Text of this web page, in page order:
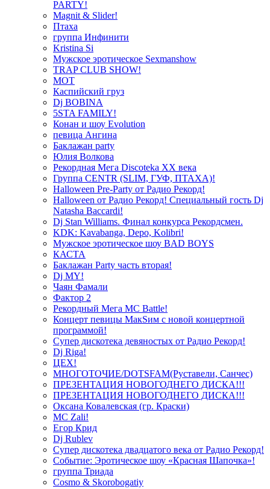
PARTY!
Magnit & Slider!
Птаха
группа Инфинити
Kristina Si
Мужское эротическое Sexmanshow
TRAP CLUB SHOW!
МОТ
Каспийский груз
Dj BOBINA
5STA FAMILY!
Конан и шоу Evolution
певица Ангина
Баклажан party
Юлия Волкова
Рекордная Мега Discoteka XX века
Группа CENTR (SLIM, ГУФ, ПТАХА)!
Halloween Pre-Party от Радио Рекорд!
Halloween от Радио Рекорд! Специальный гость Dj
Natasha Baccardi!
Dj Stan Williams. Финал конкурса Рекордсмен.
KDK: Kavabanga, Depo, Kolibri!
Мужское эротическое шоу BAD BOYS
КАСТА
Баклажан Party часть вторая!
Dj MY!
Чаян Фамали
Фактор 2
Рекордный Мега МС Battle!
Концерт певицы МакSим с новой концертной
программой!
Супер дискотека девяностых от Радио Рекорд!
Dj Riga!
ЦЕХ!
МНОГОТОЧИЕ/DOTSFAM(Руставели, Санчес)
ПРЕЗЕНТАЦИЯ НОВОГОДНЕГО ДИСКА!!!
ПРЕЗЕНТАЦИЯ НОВОГОДНЕГО ДИСКА!!!
Оксана Ковалевская (гр. Краски)
MC Zali!
Егор Крид
Dj Rublev
Супер дискотека двадцатого века от Радио Рекорд!
Событие: Эротическое шоу «Красная Шапочка»!
группа Триада
Cosmo & Skorobogatiy